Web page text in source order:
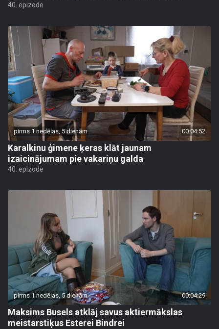
40. epizode
pirms 1 nedēļas, 5 dienām 00:04:52
Karalkinu ģimene ķeras klāt jaunam
izaicinājumam pie vakariņu galda
40. epizode
pirms 1 nedēļas, 5 dienām 00:04:29
Maksims Busels atklāj savus aktiermākslas
meistarstiķus Esterei Bindrei